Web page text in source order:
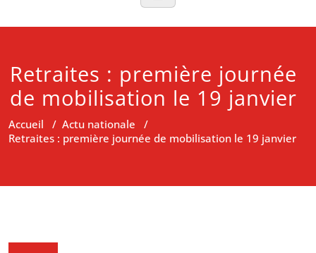
Retraites : première journée
de mobilisation le 19 janvier
Accueil / Actu nationale /
Retraites : première journée de mobilisation le 19 janvier